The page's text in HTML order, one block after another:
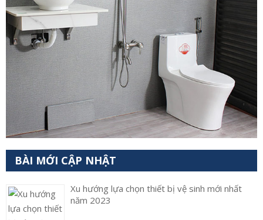
BÀI MỚI CẬP NHẬT
Xu hướng lựa chọn thiết bị vệ sinh mới nhất
năm 2023